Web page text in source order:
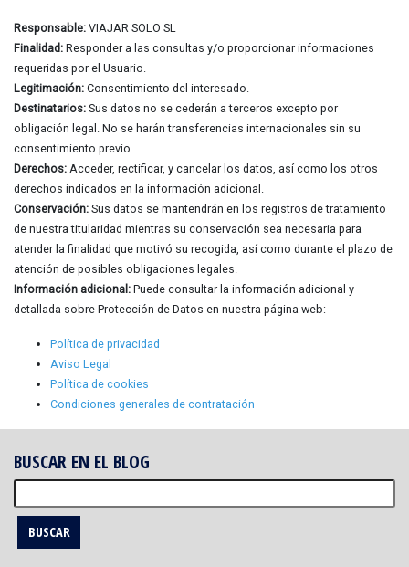
Responsable: VIAJAR SOLO SL
Finalidad: Responder a las consultas y/o proporcionar informaciones
requeridas por el Usuario.
Legitimación: Consentimiento del interesado.
Destinatarios: Sus datos no se cederán a terceros excepto por
obligación legal. No se harán transferencias internacionales sin su
consentimiento previo.
Derechos: Acceder, rectificar, y cancelar los datos, así como los otros
derechos indicados en la información adicional.
Conservación: Sus datos se mantendrán en los registros de tratamiento
de nuestra titularidad mientras su conservación sea necesaria para
atender la finalidad que motivó su recogida, así como durante el plazo de
atención de posibles obligaciones legales.
Información adicional: Puede consultar la información adicional y
detallada sobre Protección de Datos en nuestra página web:
Política de privacidad
Aviso Legal
Política de cookies
Condiciones generales de contratación
BUSCAR EN EL BLOG